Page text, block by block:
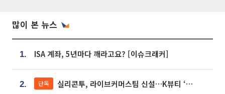
많이 본 뉴스
1. ISA 계좌, 5년마다 깨라고요? [이슈크래커]
2. 단독 실리콘투, 라이브커머스팀 신설…K뷰티 ‘글로벌 판매망’ 확대[K뷰티 라방戰]